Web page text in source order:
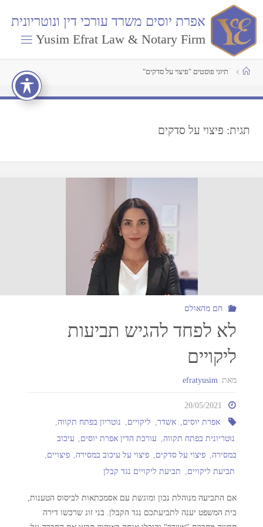
אפרת יוסים משרד עורכי דין ונוטריונית
Yusim Efrat Law & Notary Firm
תיוגי פוסטים "פיצוי על סדקים"
תגית: פיצוי על סדקים
חם מהאולם
לא לפחד להגיש תביעות
ליקויים
מאת efratyusim
20/05/2021
אפרת יוסים, אשדר, ליקויים, נוטריון בפתח תקווה,
נוטריונית בפתח תקווה, עורכת הדין אפרת יוסים, עיכוב
במסירה, פיצוי על סדקים, פיצוי על עיכוב במסירה, פיצויים,
תביעת ליקויים, תביעת ליקויים נגד קבלן
אם התביעה מנוהלת נכון ומוגשת עם אסמכתאות לביסוס הטענות,
בית המשפט יענה לתביעתכם נגד הקבלן. בני זוג שרכשו דירה